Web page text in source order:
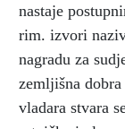
nastaje
rim. izvori
nagradu za
zemljišna
vladara stvara